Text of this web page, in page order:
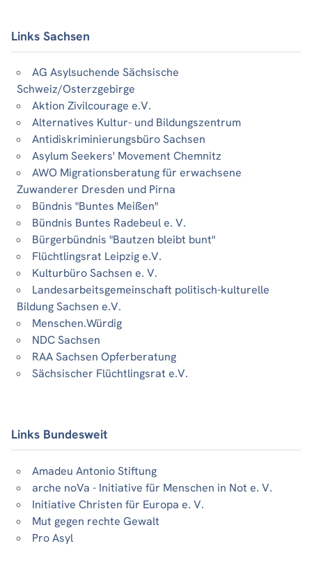
Links Sachsen
AG Asylsuchende Sächsische
Schweiz/Osterzgebirge
Aktion Zivilcourage e.V.
Alternatives Kultur- und Bildungszentrum
Antidiskriminierungsbüro Sachsen
Asylum Seekers' Movement Chemnitz
AWO Migrationsberatung für erwachsene
Zuwanderer Dresden und Pirna
Bündnis "Buntes Meißen"
Bündnis Buntes Radebeul e. V.
Bürgerbündnis "Bautzen bleibt bunt"
Flüchtlingsrat Leipzig e.V.
Kulturbüro Sachsen e. V.
Landesarbeitsgemeinschaft politisch-kulturelle
Bildung Sachsen e.V.
Menschen.Würdig
NDC Sachsen
RAA Sachsen Opferberatung
Sächsischer Flüchtlingsrat e.V.
Links Bundesweit
Amadeu Antonio Stiftung
arche noVa - Initiative für Menschen in Not e. V.
Initiative Christen für Europa e. V.
Mut gegen rechte Gewalt
Pro Asyl